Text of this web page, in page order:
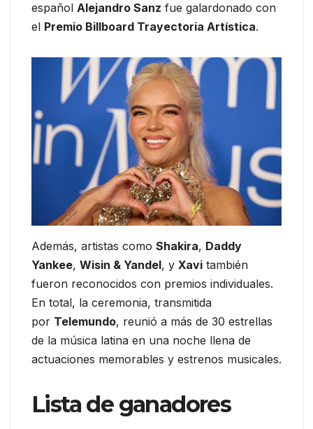
español Alejandro Sanz fue galardonado con
el Premio Billboard Trayectoria Artística.
Además, artistas como Shakira, Daddy
Yankee, Wisin & Yandel, y Xavi también
fueron reconocidos con premios individuales.
En total, la ceremonia, transmitida
por Telemundo, reunió a más de 30 estrellas
de la música latina en una noche llena de
actuaciones memorables y estrenos musicales.
Lista de ganadores